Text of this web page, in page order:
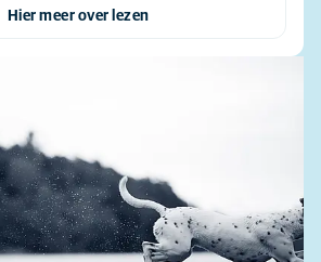
Hier meer over lezen